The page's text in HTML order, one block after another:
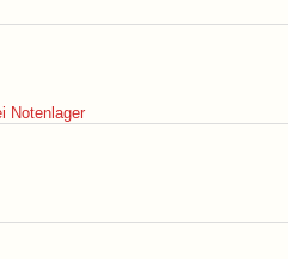
Notenlager